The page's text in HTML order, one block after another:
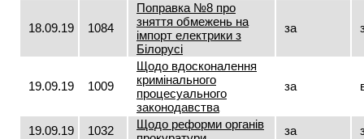
18.09.19 1084
Поправка №8 про
зняття обмежень на
імпорт електрики з
Білорусі
за
19.09.19 1009
Щодо вдосконалення
кримінального
процесуального
законодавства
за
19.09.19 1032
Щодо реформи органів
за